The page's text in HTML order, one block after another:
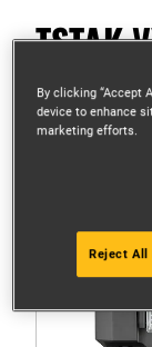
TSTAK
By clicking “Accept
device to enhance
marketing efforts.
Reject All